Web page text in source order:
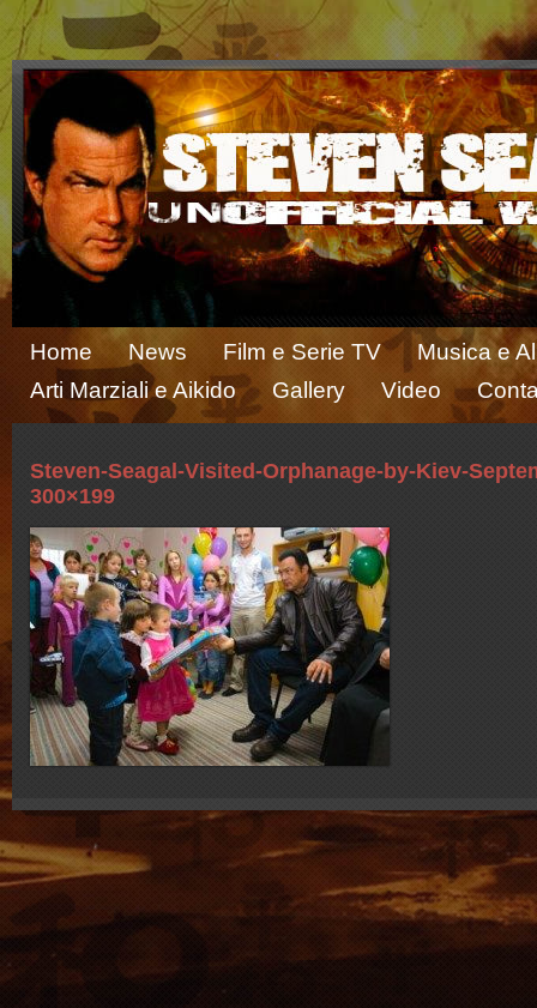
Home News Film e Serie TV
Musica e
Arti Marziali e Aikido
Gallery Video
Steven-Seagal-Visited-Orphanage-by-Kiev-
300×199